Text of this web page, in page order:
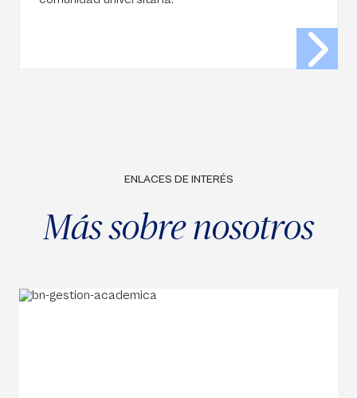
ENLACES DE INTERÉS
Más sobre nosotros